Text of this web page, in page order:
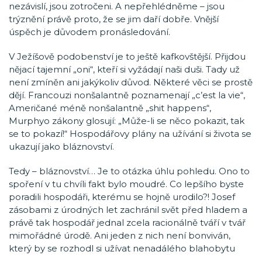
nezávislí, jsou zotročeni. A nepřehlédněme – jsou
trýznění právě proto, že se jim daří dobře. Vnější
úspěch je důvodem pronásledování.
V Ježíšově podobenství je to ještě kafkovštější. Přijdou
nějací tajemní „oni“, kteří si vyžádají naši duši. Tady už
není zmíněn ani jakýkoliv důvod. Některé věci se prostě
dějí. Francouzi nonšalantně poznamenají „c’est la vie“,
Američané méně nonšalantně „shit happens“,
Murphyo zákony glosují: „Může-li se něco pokazit, tak
se to pokazí!“ Hospodářovy plány na užívání si života se
ukazují jako bláznovství.
Tedy – bláznovství… Je to otázka úhlu pohledu. Ono to
spoření v tu chvíli fakt bylo moudré. Co lepšího byste
poradili hospodáři, kterému se hojně urodilo?! Josef
zásobami z úrodných let zachránil svět před hladem a
právě tak hospodář jednal zcela racionálně tváří v tvář
mimořádné úrodě. Ani jeden z nich není bonviván,
který by se rozhodl si užívat nenadálého blahobytu